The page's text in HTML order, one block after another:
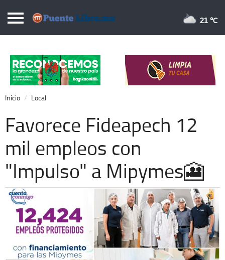
Puentelibre.mx
Local
Nacional
Opinión
Cronos
Economía
Espectáculos
Extra +
21 ℃
Inicio Local
Favorece Fideapech 12
mil empleos con
"Impulso" a Mipymes🎦